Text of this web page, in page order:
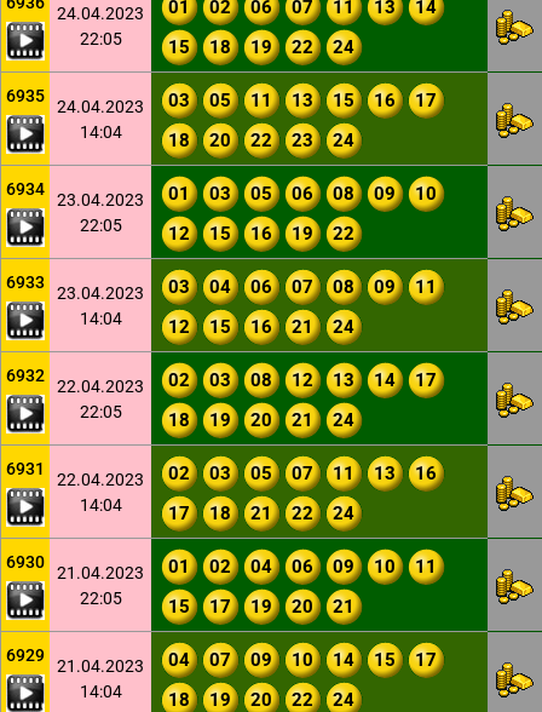
24.04.2023
22:05
01 02 06 07 11 13
14
15
18 19 22 24
6935
24.04.2023
14:04
03 05 11 13 15 16
17
18
20 22 23 24
6934
23.04.2023
22:05
01 03 05 06 08 09
10
12
15 16 19 22
6933
23.04.2023
14:04
03 04 06 07 08 09
11
12
15 16 21 24
6932
22.04.2023
22:05
02 03 08 12 13 14
17
18
19 20 21 24
6931
22.04.2023
14:04
02 03 05 07 11 13
16
17
18 21 22 24
6930
21.04.2023
22:05
01 02 04 06 09 10
11
15
17 19 20 21
6929
21.04.2023
14:04
04 07 09 10 14 15
17
18
19 20 22 24